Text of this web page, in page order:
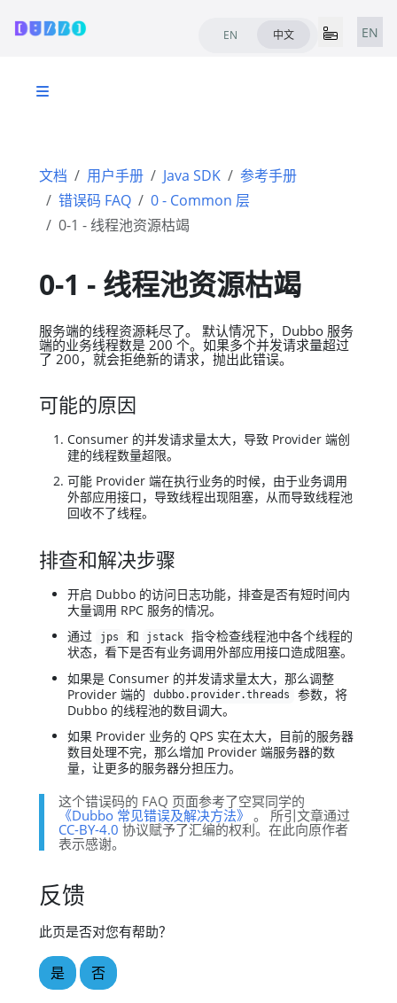
EN 中文 EN
文档 用户手册 Java SDK
参考手册
错误码 FAQ
0 - Common 层
0-1 - 线程池资源枯竭
0-1 - 线程池资源枯竭
服务端的线程资源耗尽了。 默认情况下，Dubbo 服务
端的业务线程数是 200 个。如果多个并发请求量超过
了 200，就会拒绝新的请求，抛出此错误。
可能的原因
Consumer 的并发请求量太大，导致 Provider 端创
建的线程数量超限。
可能 Provider 端在执行业务的时候，由于业务调用
外部应用接口，导致线程出现阻塞，从而导致线程池
回收不了线程。
排查和解决步骤
开启 Dubbo 的访问日志功能，排查是否有短时间内
大量调用 RPC 服务的情况。
通过
jps 和 jstack
指令检查线程池中各个线程的
状态，看下是否有业务调用外部应用接口造成阻塞。
如果是 Consumer 的并发请求量太大，那么调整
Provider 端的
dubbo.provider.threads
参数，将
Dubbo 的线程池的数目调大。
如果 Provider 业务的 QPS 实在太大，目前的服务器
数目处理不完，那么增加 Provider 端服务器的数
量，让更多的服务器分担压力。
这个错误码的 FAQ 页面参考了空冥同学的
《Dubbo 常见错误及解决方法》 。 所引文章通过
CC-BY-4.0 协议赋予了汇编的权利。在此向原作者
表示感谢。
反馈
此页是否对您有帮助？
是 否